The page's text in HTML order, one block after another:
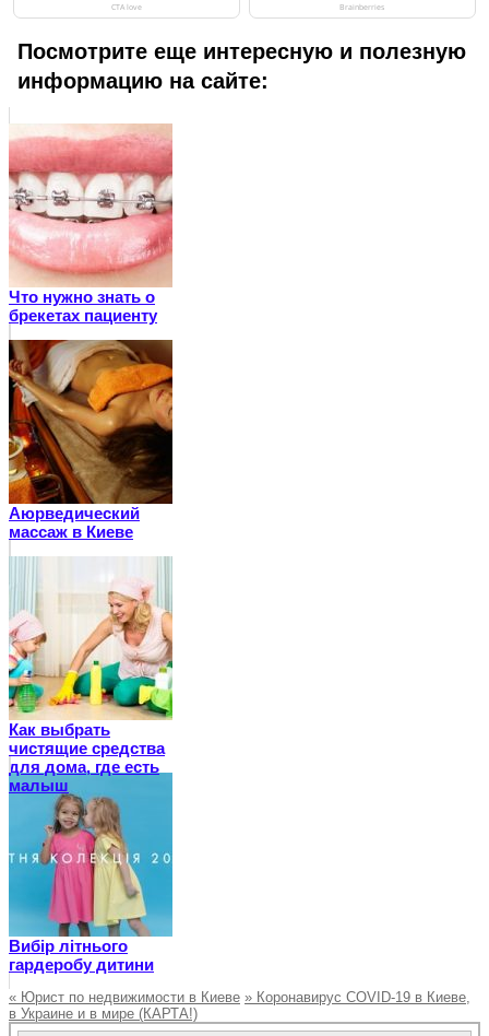
Посмотрите еще интересную и полезную
информацию на сайте:
Что нужно знать о
брекетах пациенту
Аюрведический
массаж в Киеве
Как выбрать
чистящие средства
для дома, где есть
малыш
Вибір літнього
гардеробу дитини
« Юрист по недвижимости в Киеве » Коронавирус COVID-19 в Киеве,
в Украине и в мире (КАРТА!)